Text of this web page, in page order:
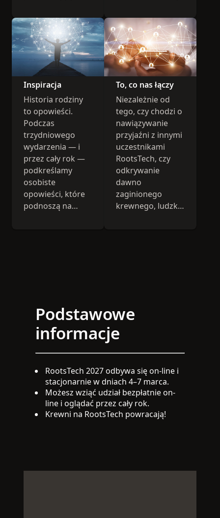
kraju. Krótko
mówiąc, każdy
znajdzie coś dla
siebie.
Inspiracja
Historia rodziny
to opowieści.
Podczas
trzydniowego
wydarzenia — i
przez cały rok —
podkreślamy
osobiste
opowieści, które
podnoszą na
To, co nas łączy
Niezależnie od
tego, czy chodzi o
nawiązywanie
przyjaźni z innymi
uczestnikami
RootsTech, czy
odkrywanie
dawno
zaginionego
krewnego, ludzkie
Podstawowe
informacje
RootsTech 2027 odbywa się on-line i
stacjonarnie w dniach 4–7 marca.
Możesz wziąć udział bezpłatnie on-
line i oglądać przez cały rok.
Krewni na RootsTech powracają!